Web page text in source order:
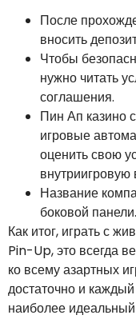
После
вносить
Чтобы
нужно читать
соглашения.
Пин Ап казино
игровые
оценить свою
Название
боковой панели.
Как итог, играть с
Pin-Up, это всегда
ко всему азартных
достаточно и
наиболее